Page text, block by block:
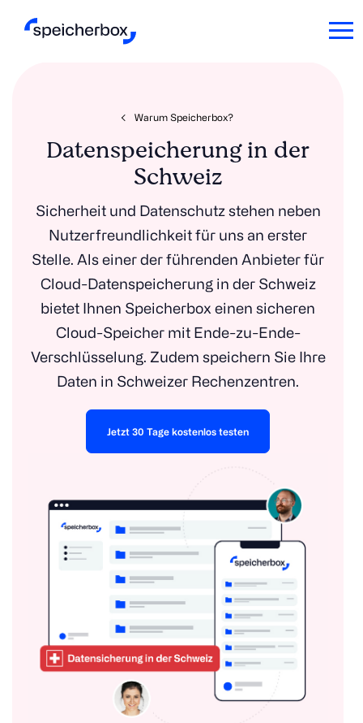
Warum Speicherbox?
Datenspeicherung in der
Schweiz
Sicherheit und Datenschutz stehen neben
Nutzerfreundlichkeit für uns an erster
Stelle. Als einer der führenden Anbieter für
Cloud-Datenspeicherung in der Schweiz
bietet Ihnen Speicherbox einen sicheren
Cloud-Speicher mit Ende-zu-Ende-
Verschlüsselung. Zudem speichern Sie Ihre
Daten in Schweizer Rechenzentren.
Jetzt 30 Tage kostenlos testen